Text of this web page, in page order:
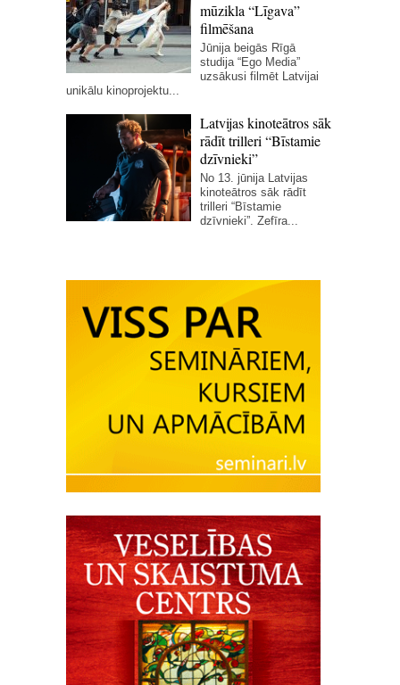
mūzikla “Līgava”
filmēšana
Jūnija beigās Rīgā
studija “Ego Media”
uzsākusi filmēt Latvijai
unikālu kinoprojektu...
Latvijas kinoteātros sāk
rādīt trilleri “Bīstamie
dzīvnieki”
No 13. jūnija Latvijas
kinoteātros sāk rādīt
trilleri “Bīstamie
dzīvnieki”. Zefīra...